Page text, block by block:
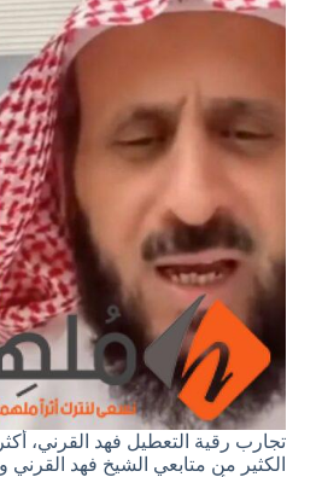
تجارب رقية التعطيل فهد القرني،
الكثير من متابعي الشيخ فهد القرني